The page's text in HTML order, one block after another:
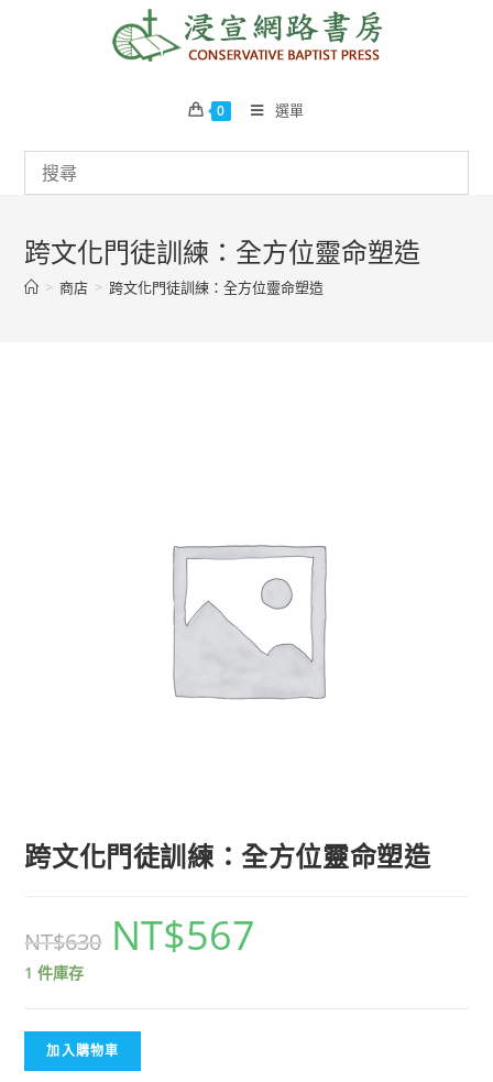
0 選單
跨文化門徒訓練：全方位靈命塑造
> 商店 > 跨文化門徒訓練：全方位靈命塑造
跨文化門徒訓練：全方位靈命塑造
NT$630 NT$567
1 件庫存
加入購物車